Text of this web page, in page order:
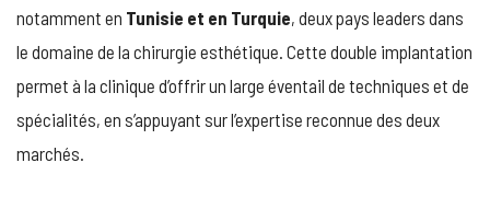
notamment en Tunisie et en Turquie, deux pays leaders dans
le domaine de la chirurgie esthétique. Cette double implantation
permet à la clinique d’offrir un large éventail de techniques et de
spécialités, en s’appuyant sur l’expertise reconnue des deux
marchés.